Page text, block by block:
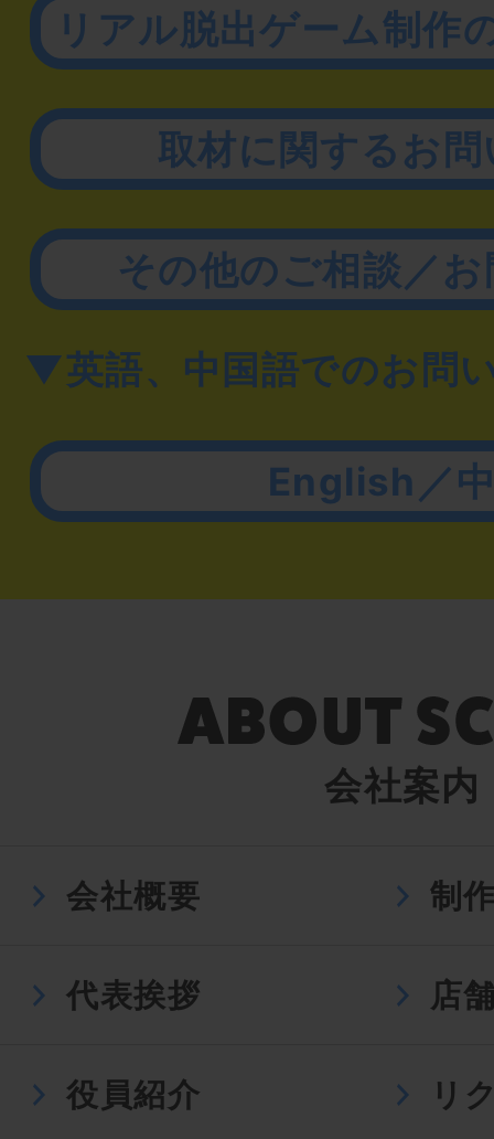
リアル脱出ゲーム制作
取材に関するお
その他のご相談／
▼英語、中国語でのお問
English／
会社案内
会社概要 制
代表挨拶 店
役員紹介 リ